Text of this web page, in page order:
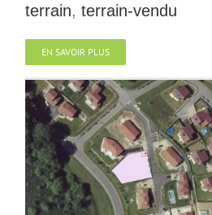
terrain, terrain-vendu
EN SAVOIR PLUS